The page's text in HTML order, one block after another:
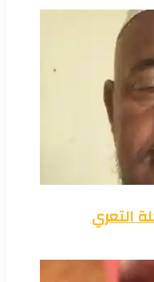
التعري